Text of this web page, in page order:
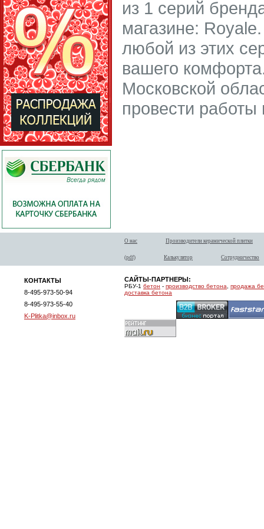
из 1 серий
магазине:
любой из этих
вашего
Московской
провести работы
О нас Производители керамической плитки
(pdf) Калькулятор Сотрудничество
КОНТАКТЫ
8-495-973-50-94
8-495-973-55-40
K-Plitka@inbox.ru
САЙТЫ-ПАРТНЕРЫ:
РБУ-1 бетон - производство бетона
продажа
доставка бетона